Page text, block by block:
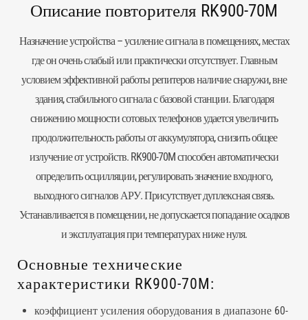
Описание повторителя RK900-70M
Назначение устройства – усиление сигнала в помещениях, местах
где он очень слабый или практически отсутствует. Главным
условием эффективной работырепитеровналичие снаружи, вне
здания, стабильного сигнала с базовой станции. Благодаря
снижению мощности сотовых телефонов удается увеличить
продолжительность работы от аккумулятора, снизить общее
излучение от устройств. RK900-70M способен автоматически
определить осцилляции, регулировать значение входного,
выходного сигналов АРУ. Присутствует дуплексная связь.
Устанавливается в помещении, не допускается попадание осадков
и эксплуатация при температурах ниже нуля.
Основные технические
характеристики RK900-70M:
коэффициент усиления оборудования в диапазоне 60-